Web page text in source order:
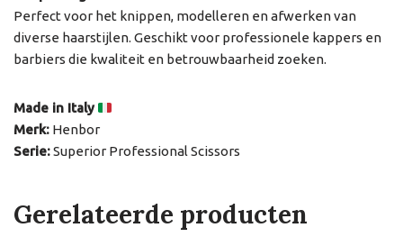
Perfect voor het knippen, modelleren en afwerken van
diverse haarstijlen. Geschikt voor professionele kappers en
barbiers die kwaliteit en betrouwbaarheid zoeken.
Made in Italy
Merk: Henbor
Serie:Superior Professional Scissors
Gerelateerde producten